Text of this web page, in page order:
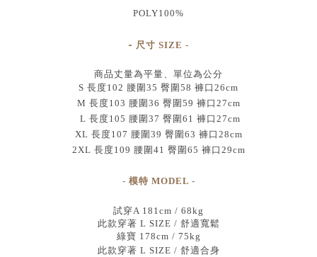
POLY100%
- 尺寸 SIZE -
商品丈量為平量、單位為公分
S 長度102 腰圍35 臀圍58 褲口26cm
M 長度103 腰圍36 臀圍59 褲口27cm
L 長度105 腰圍37 臀圍61 褲口27cm
XL 長度107 腰圍39 臀圍63 褲口28cm
2XL 長度109 腰圍41 臀圍65 褲口29cm
- 模特 MODEL -
試穿A 181cm / 68kg
此款穿著 L SIZE / 舒適寬鬆
綠寶 178cm / 75kg
此款穿著 L SIZE / 舒適合身